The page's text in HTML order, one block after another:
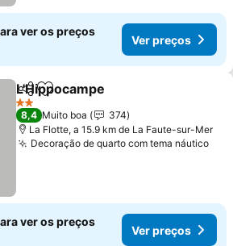
ver os preços
Ver preços
PartilharAdicionar aos favoritos
L'Hippocampe
2 Estrelas
8,4 Muito boa
374
La Flotte, a 15.9 km de La Faute-sur-Mer
Decoração de quarto com tema náutico
ver os preços
Ver preços